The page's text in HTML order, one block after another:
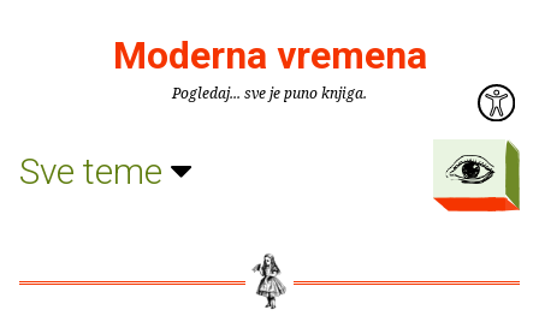
Moderna vremena
Pogledaj... sve je puno knjiga.
Sve teme